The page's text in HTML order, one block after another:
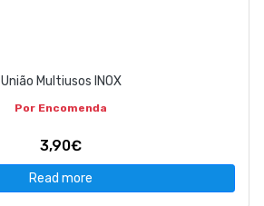
União Multiusos INOX
Por Encomenda
3,90€
Read more